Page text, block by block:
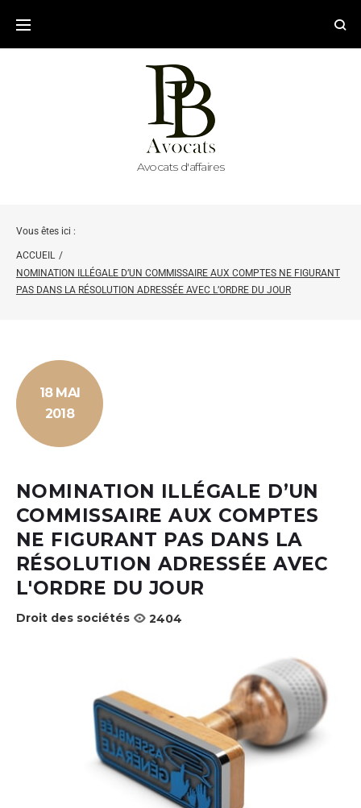
Avocats d'affaires
Vous êtes ici :
ACCUEIL /
NOMINATION ILLÉGALE D’UN COMMISSAIRE AUX COMPTES NE FIGURANT
PAS DANS LA RÉSOLUTION ADRESSÉE AVEC L’ORDRE DU JOUR
18 MAI
2018
NOMINATION ILLÉGALE D’UN
COMMISSAIRE AUX COMPTES
NE FIGURANT PAS DANS LA
RÉSOLUTION ADRESSÉE AVEC
L'ORDRE DU JOUR
Droit des sociétés 2404